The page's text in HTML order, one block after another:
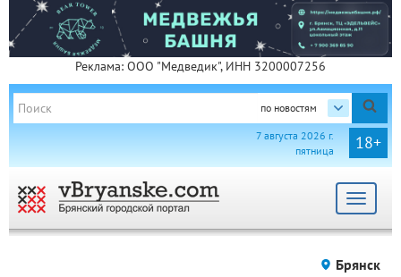
Реклама: ООО "Медведик", ИНН 3200007256
по новостям
18+
7 августа 2026 г.
пятница
Toggle
Брянск